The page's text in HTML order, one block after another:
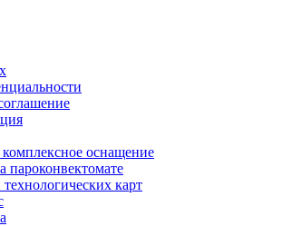
оснащение
пароконвектомате
карт